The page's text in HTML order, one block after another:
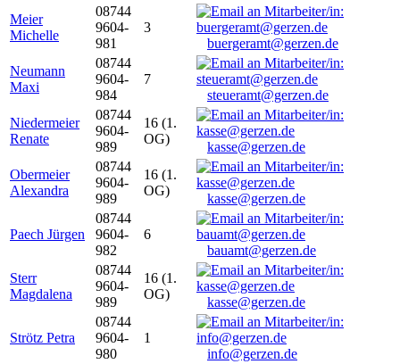
Meier
Michelle
08744
9604-
981
3
buergeramt@gerzen.de
Neumann
Maxi
08744
9604-
984
7
steueramt@gerzen.de
Niedermeier
Renate
08744
9604-
989
16 (1.
OG)
kasse@gerzen.de
Obermeier
Alexandra
08744
9604-
989
16 (1.
OG)
kasse@gerzen.de
Paech Jürgen
08744
9604-
982
6
bauamt@gerzen.de
Sterr
Magdalena
08744
9604-
989
16 (1.
OG)
kasse@gerzen.de
Strötz Petra
08744
9604-
980
1
info@gerzen.de